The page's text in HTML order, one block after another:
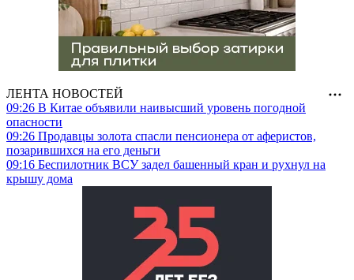
ЛЕНТА НОВОСТЕЙ
09:26 В Китае объявили наивысший уровень погодной
опасности
09:26 Продавцы золота спасли пенсионера от аферистов,
позарившихся на его деньги
09:16 Беспилотник ВСУ задел башенный кран и рухнул на
крышу дома